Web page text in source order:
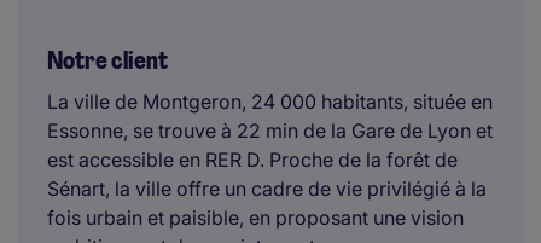
Notre client
La ville de Montgeron, 24 000 habitants, située en
Essonne, se trouve à 22 min de la Gare de Lyon et
est accessible en RER D. Proche de la forêt de
Sénart, la ville offre un cadre de vie privilégié à la
fois urbain et paisible, en proposant une vision